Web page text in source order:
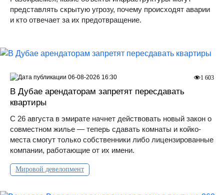
представлять скрытую угрозу, почему происходят аварии
и кто отвечает за их предотвращение.
В Дубае арендаторам запретят пересдавать
квартиры
С 26 августа в эмирате начнет действовать новый закон о
совместном жилье — теперь сдавать комнаты и койко-
места смогут только собственники либо лицензированные
компании, работающие от их имени.
Мировой девелопмент
1 603
06-08-2026 16:30